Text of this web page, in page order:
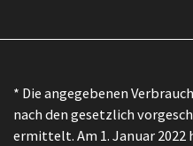
* Die angegebenen
nach den gesetzlich
ermittelt. Am 1. Januar 2022